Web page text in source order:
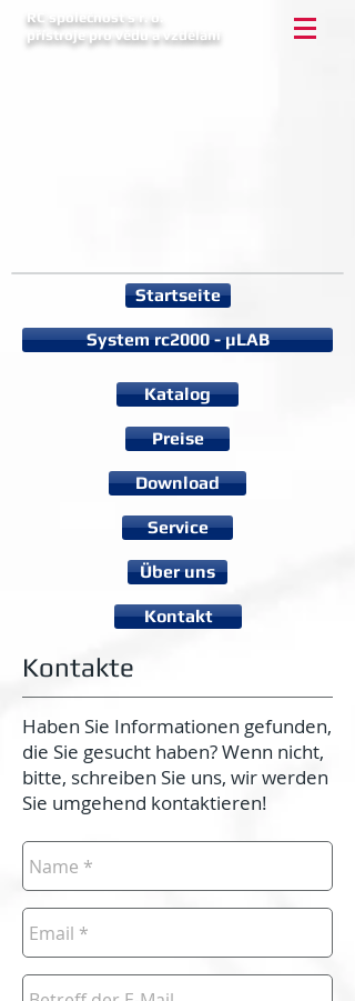
RC společnost s r. o.
přístroje pro vědu a vzdělání
Kontakte
Haben Sie Informationen gefunden,
die Sie gesucht haben? Wenn nicht,
bitte, schreiben Sie uns, wir werden
Sie umgehend kontaktieren!
Startseite
System rc2000 - µLAB
Katalog
Preise
Download
Service
Über uns
Kontakt